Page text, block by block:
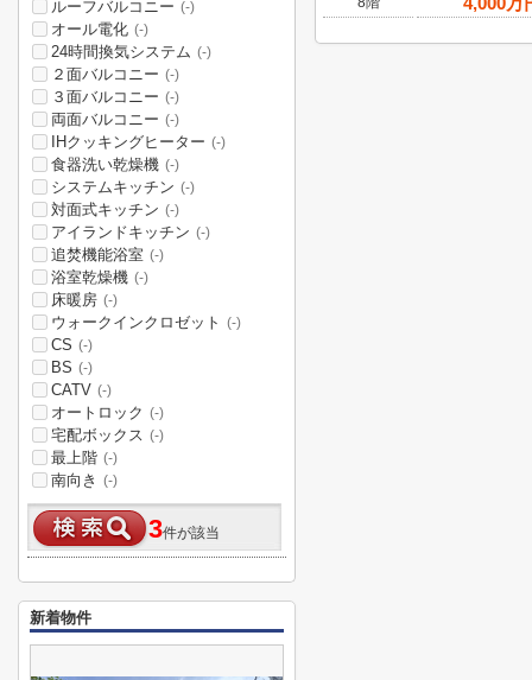
ルーフバルコニー (-)
オール電化 (-)
24時間換気システム (-)
２面バルコニー (-)
３面バルコニー (-)
両面バルコニー (-)
IHクッキングヒーター (-)
食器洗い乾燥機 (-)
システムキッチン (-)
対面式キッチン (-)
アイランドキッチン (-)
追焚機能浴室 (-)
浴室乾燥機 (-)
床暖房 (-)
ウォークインクロゼット (-)
CS (-)
BS (-)
CATV (-)
オートロック (-)
宅配ボックス (-)
最上階 (-)
南向き (-)
3件が該当
新着物件